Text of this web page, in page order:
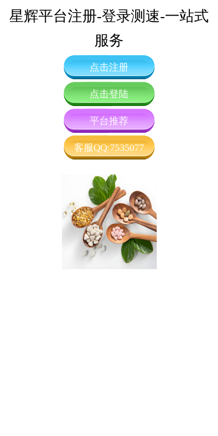
星辉平台注册-登录测速-一站式
服务
点击注册
点击登陆
平台推荐
客服QQ:7535077